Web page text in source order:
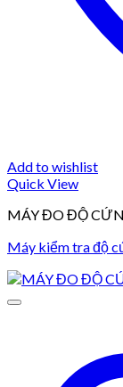
Add to wishlist
Quick View
MÁY ĐO ĐỘ
Máy kiểm tra độ